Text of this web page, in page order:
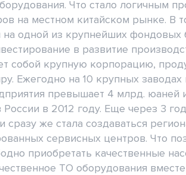
Что стало логичным
на местном китайском рынке. В
на одной из крупнейших фондовых
в развитие
собой крупную корпорацию,
Ежегодно на 10 крупных
превышает 4 млрд. юаней
России в 2012 году. Еще через 3
сразу же стала создаваться
сервисных центров. Что
приобретать качественные
ТО оборудования